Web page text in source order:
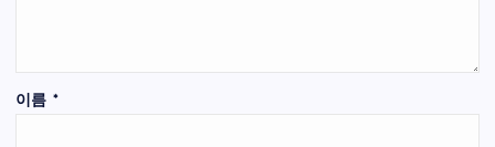
이름 *